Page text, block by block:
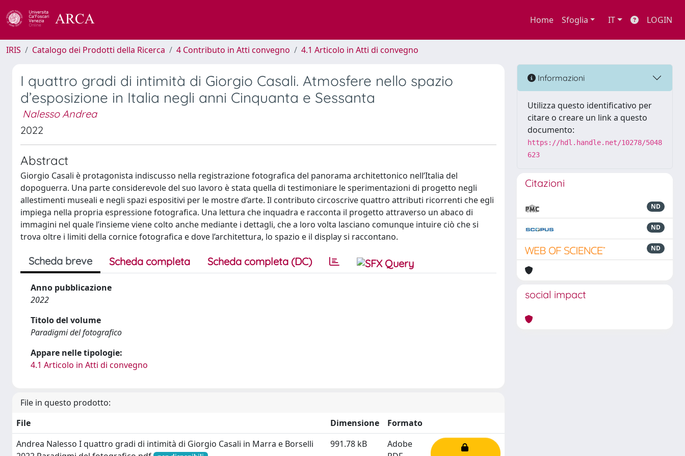
Home Sfoglia IT LOGIN
IRIS Catalogo dei Prodotti della Ricerca 4 Contributo in Atti convegno 4.1 Articolo in Atti di convegno
I quattro gradi di intimità di Giorgio Casali. Atmosfere nello spazio
d’esposizione in Italia negli anni Cinquanta e Sessanta
Nalesso Andrea
2022
Abstract
Giorgio Casali è protagonista indiscusso nella registrazione fotografica del panorama architettonico nell’Italia del
dopoguerra. Una parte considerevole del suo lavoro è stata quella di testimoniare le sperimentazioni di progetto negli
allestimenti museali e negli spazi espositivi per le mostre d’arte. Il contributo circoscrive quattro attributi ricorrenti che egli
impiega nella propria espressione fotografica. Una lettura che inquadra e racconta il progetto attraverso un abaco di
immagini nel quale l’insieme viene colto anche mediante i dettagli, che a loro volta lasciano comunque intuire ciò che si
trova oltre i limiti della cornice fotografica e dove l’architettura, lo spazio e il display si raccontano.
Scheda breve Scheda completa Scheda completa (DC)
Anno pubblicazione
2022
Titolo del volume
Paradigmi del fotografico
Appare nelle tipologie:
4.1 Articolo in Atti di convegno
File in questo prodotto:
File
Dimensione
Formato
Andrea Nalesso I quattro gradi di intimità di Giorgio Casali in Marra e Borselli
991.78 kB
Adobe
Informazioni
Utilizza questo identificativo per
citare o creare un link a questo
documento:
https://hdl.handle.net/10278/5048
623
Citazioni
ND
ND
ND
social impact